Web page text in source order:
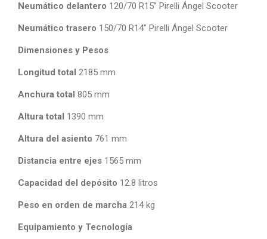
Neumático delantero 120/70 R15” Pirelli Ángel Scooter
Neumático trasero 150/70 R14” Pirelli Ángel Scooter
Dimensiones y Pesos
Longitud total 2185 mm
Anchura total 805 mm
Altura total 1390 mm
Altura del asiento 761 mm
Distancia entre ejes 1565 mm
Capacidad del depósito 12.8 litros
Peso en orden de marcha 214 kg
Equipamiento y Tecnología